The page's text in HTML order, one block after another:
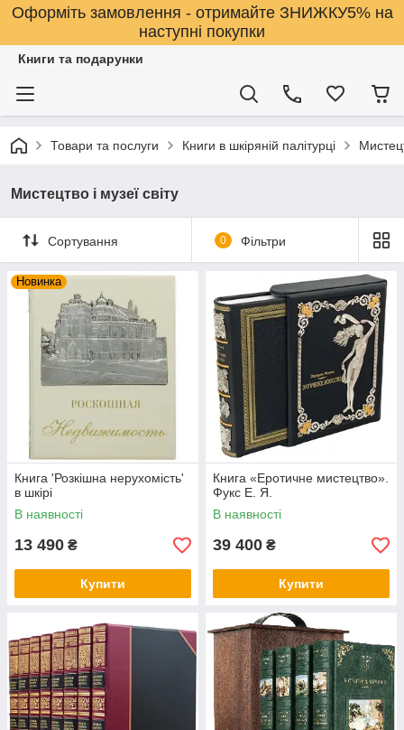
Оформіть замовлення - отримайте ЗНИЖКУ5% на
наступні покупки
Книги та подарунки
Товари та послуги Книги в шкіряній палітурці
Мистецтво і музеї світу
Сортування 0 Фільтри
Новинка
Книга 'Розкішна нерухомість'
в шкірі
В наявності
13 490 ₴
Купити
Книга «Еротичне мистецтво».
Фукс Е. Я.
В наявності
39 400 ₴
Купити